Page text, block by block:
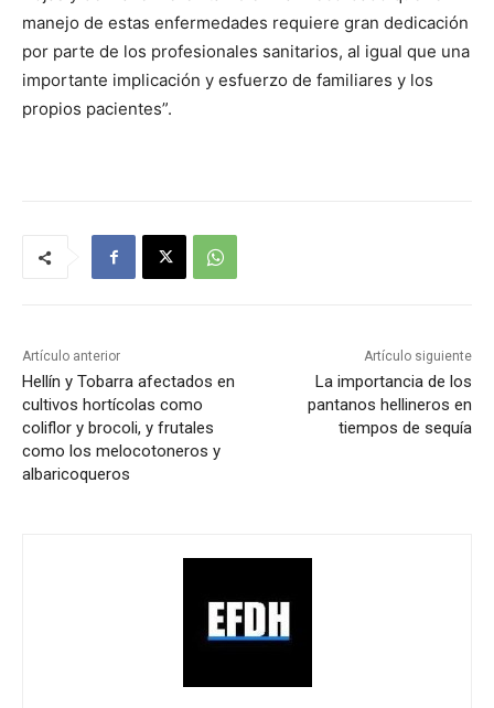
manejo de estas enfermedades requiere gran dedicación
por parte de los profesionales sanitarios, al igual que una
importante implicación y esfuerzo de familiares y los
propios pacientes”.
Artículo anterior
Hellín y Tobarra afectados en
cultivos hortícolas como
coliflor y brocoli, y frutales
como los melocotoneros y
albaricoqueros
Artículo siguiente
La importancia de los
pantanos hellineros en
tiempos de sequía